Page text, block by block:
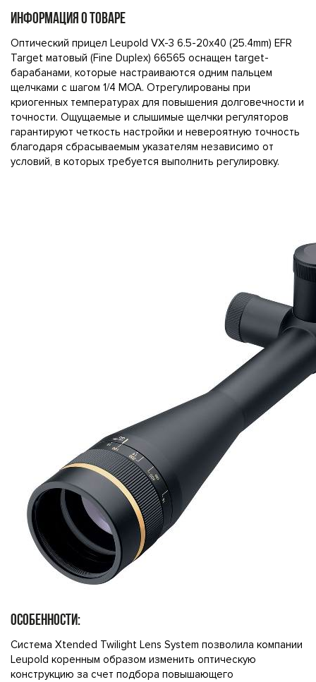
ИНФОРМАЦИЯ О ТОВАРЕ
Оптический прицел Leupold VX-3 6.5-20x40 (25.4mm) EFR
Target матовый (Fine Duplex) 66565 оснащен target-
барабанами, которые настраиваются одним пальцем
щелчками с шагом 1/4 MOA. Отрегулированы при
криогенных температурах для повышения долговечности и
точности. Ощущаемые и слышимые щелчки регуляторов
гарантируют четкость настройки и невероятную точность
благодаря сбрасываемым указателям независимо от
условий, в которых требуется выполнить регулировку.
ОСОБЕННОСТИ:
Система Xtended Twilight Lens System позволила компании
Leupold коренным образом изменить оптическую
конструкцию за счет подбора повышающего